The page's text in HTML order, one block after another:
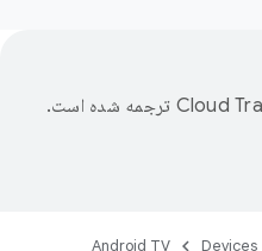
ترجمه شده است.
Devices
Android TV